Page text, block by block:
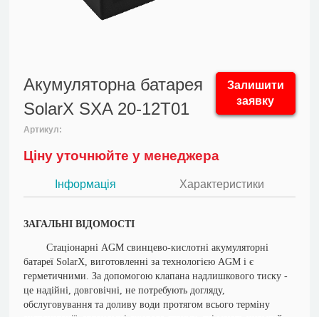
Акумуляторна батарея
SolarX SXA 20-12T01
Залишити
заявку
Артикул:
Ціну уточнюйте у менеджера
Інформація Характеристики
ЗАГАЛЬНІ ВІДОМОСТІ
Стаціонарні AGM свинцево-кислотні акумуляторні
батареї SolarX, виготовленні за технологією AGM і є
герметичними. За допомогою клапана надлишкового тиску -
це надійні, довговічні, не потребують догляду,
обслуговування та доливу води протягом всього терміну